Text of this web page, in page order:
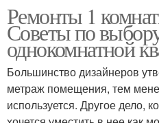
Ремонты 1
Советы по
однокомнатной
Большинство дизайнеров
метраж помещения, тем
используется. Другое дело,